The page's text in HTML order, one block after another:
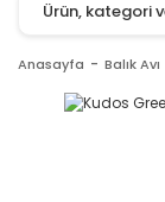
Anasayfa Balık Avı